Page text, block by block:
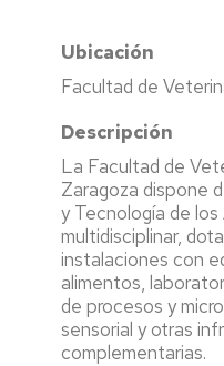
Ubicación
Facultad de
Descripción
La Facultad de
Zaragoza dispone
y Tecnología de
multidisciplinar,
instalaciones con
alimentos,
de procesos y
sensorial y otras
complementarias.